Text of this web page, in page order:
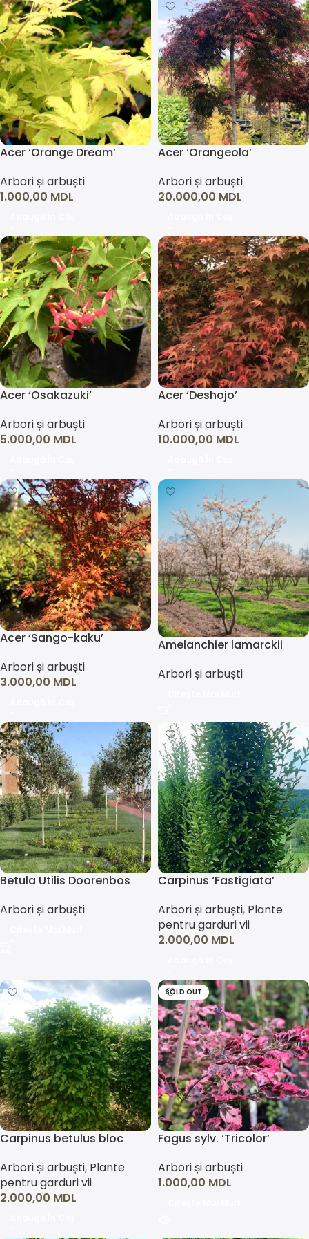
Acer ‘Orange Dream’
Arbori și arbuști
1.000,00 MDL
Acer ‘Orangeola’
Arbori și arbuști
20.000,00 MDL
Acer ‘Osakazuki’
Arbori și arbuști
5.000,00 MDL
Acer ‘Deshojo’
Arbori și arbuști
10.000,00 MDL
Acer ‘Sango-kaku’
Arbori și arbuști
3.000,00 MDL
Amelanchier lamarckii
Arbori și arbuști
Betula Utilis Doorenbos
Arbori și arbuști
Carpinus ‘Fastigiata’
Arbori și arbuști, Plante
pentru garduri vii
2.000,00 MDL
Carpinus betulus bloc
Arbori și arbuști, Plante
pentru garduri vii
2.000,00 MDL
SOLD OUT
Fagus sylv. ‘Tricolor’
Arbori și arbuști
1.000,00 MDL